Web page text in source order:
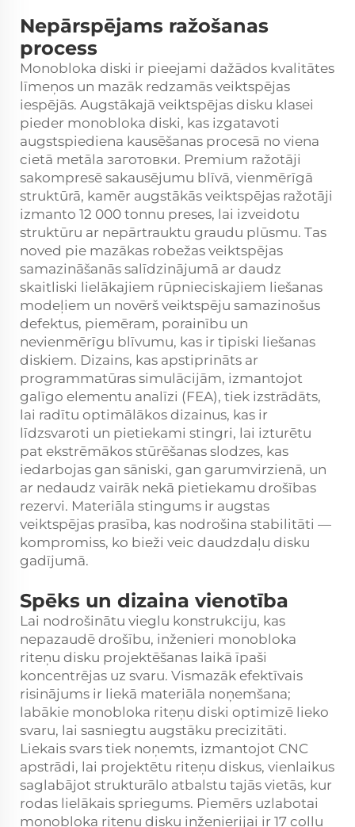
Nepārspējams ražošanas
process
Monobloka diski ir pieejami dažādos kvalitātes
līmeņos un mazāk redzamās veiktspējas
iespējās. Augstākajā veiktspējas disku klasei
pieder monobloka diski, kas izgatavoti
augstspiediena kausēšanas procesā no viena
cietā metāla заготовки. Premium ražotāji
sakompresē sakausējumu blīvā, vienmērīgā
struktūrā, kamēr augstākās veiktspējas ražotāji
izmanto 12 000 tonnu preses, lai izveidotu
struktūru ar nepārtrauktu graudu plūsmu. Tas
noved pie mazākas robežas veiktspējas
samazināšanās salīdzinājumā ar daudz
skaitliski lielākajiem rūpnieciskajiem liešanas
modeļiem un novērš veiktspēju samazinošus
defektus, piemēram, porainību un
nevienmērīgu blīvumu, kas ir tipiski liešanas
diskiem. Dizains, kas apstiprināts ar
programmatūras simulācijām, izmantojot
galīgo elementu analīzi (FEA), tiek izstrādāts,
lai radītu optimālākos dizainus, kas ir
līdzsvaroti un pietiekami stingri, lai izturētu
pat ekstrēmākos stūrēšanas slodzes, kas
iedarbojas gan sāniski, gan garumvirzienā, un
ar nedaudz vairāk nekā pietiekamu drošības
rezervi. Materiāla stingums ir augstas
veiktspējas prasība, kas nodrošina stabilitāti —
kompromiss, ko bieži veic daudzdaļu disku
gadījumā.
Spēks un dizaina vienotība
Lai nodrošinātu vieglu konstrukciju, kas
nepazaudē drošību, inženieri monobloka
riteņu disku projektēšanas laikā īpaši
koncentrējas uz svaru. Vismazāk efektīvais
risinājums ir liekā materiāla noņemšana;
labākie monobloka riteņu diski optimizē lieko
svaru, lai sasniegtu augstāku precizitāti.
Liekais svars tiek noņemts, izmantojot CNC
apstrādi, lai projektētu riteņu diskus, vienlaikus
saglabājot strukturālo atbalstu tajās vietās, kur
rodas lielākais spriegums. Piemērs uzlabotai
monobloka riteņu disku inženierijai ir 17 collu